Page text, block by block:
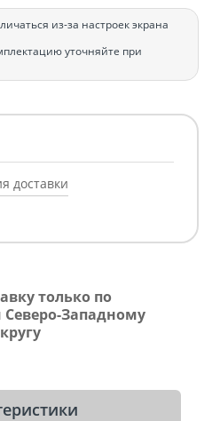
из-за настроек экрана
уточняйте при
доставки
только по
Западному